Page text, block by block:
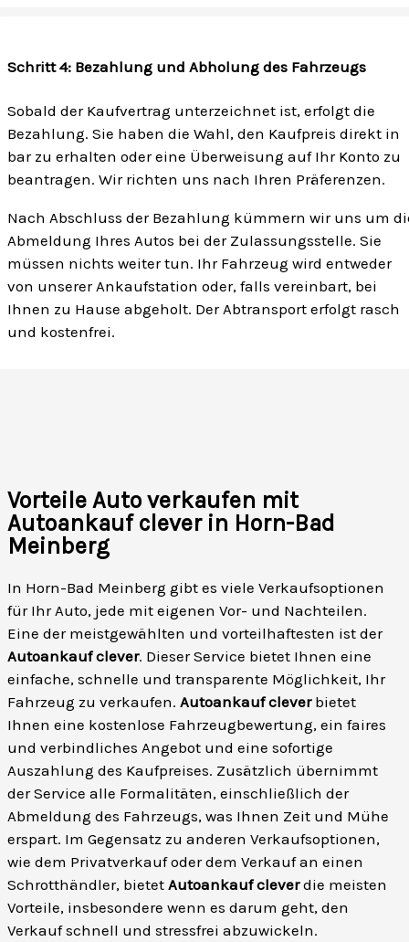
Schritt 4: Bezahlung und Abholung des Fahrzeugs
Sobald der Kaufvertrag unterzeichnet ist, erfolgt die
Bezahlung. Sie haben die Wahl, den Kaufpreis direkt in
bar zu erhalten oder eine Überweisung auf Ihr Konto zu
beantragen. Wir richten uns nach Ihren Präferenzen.
Nach Abschluss der Bezahlung kümmern wir uns um
Abmeldung Ihres Autos bei der Zulassungsstelle. Sie
müssen nichts weiter tun. Ihr Fahrzeug wird entweder
von unserer Ankaufstation oder, falls vereinbart, bei
Ihnen zu Hause abgeholt. Der Abtransport erfolgt rasch
und kostenfrei.
Vorteile Auto verkaufen mit
Autoankauf clever in Horn-Bad
Meinberg
In Horn-Bad Meinberg gibt es viele Verkaufsoptionen
für Ihr Auto, jede mit eigenen Vor- und Nachteilen.
Eine der meistgewählten und vorteilhaftesten ist der
Autoankauf clever. Dieser Service bietet Ihnen eine
einfache, schnelle und transparente Möglichkeit, Ihr
Fahrzeug zu verkaufen. Autoankauf cleverbietet
Ihnen eine kostenlose Fahrzeugbewertung, ein faires
und verbindliches Angebot und eine sofortige
Auszahlung des Kaufpreises. Zusätzlich übernimmt
der Service alle Formalitäten, einschließlich der
Abmeldung des Fahrzeugs, was Ihnen Zeit und Mühe
erspart. Im Gegensatz zu anderen Verkaufsoptionen,
wie dem Privatverkauf oder dem Verkauf an einen
Schrotthändler, bietet Autoankauf cleverdie meisten
Vorteile, insbesondere wenn es darum geht, den
Verkauf schnell und stressfrei abzuwickeln.